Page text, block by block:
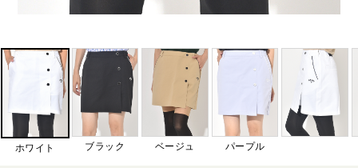
ホワイト ブラック ベージュ パープル